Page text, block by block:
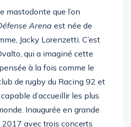
mastodonte que l’on
Arenaest née de
Jacky Lorenzetti. C’est
qui a imaginé cette
à la fois comme le
de rugby du Racing 92 et
d’accueillir les plus
Inaugurée en grande